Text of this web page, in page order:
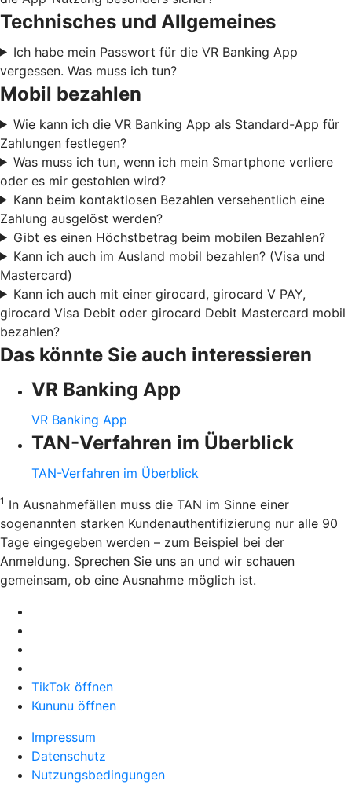
Technisches und Allgemeines
Ich habe mein Passwort für die VR Banking App
vergessen. Was muss ich tun?
Mobil bezahlen
Wie kann ich die VR Banking App als Standard-App für
Zahlungen festlegen?
Was muss ich tun, wenn ich mein Smartphone verliere
oder es mir gestohlen wird?
Kann beim kontaktlosen Bezahlen versehentlich eine
Zahlung ausgelöst werden?
Gibt es einen Höchstbetrag beim mobilen Bezahlen?
Kann ich auch im Ausland mobil bezahlen? (Visa und
Mastercard)
Kann ich auch mit einer girocard, girocard V PAY,
girocard Visa Debit oder girocard Debit Mastercard mobil
bezahlen?
Das könnte Sie auch interessieren
VR Banking App
VR Banking App
TAN-Verfahren im Überblick
TAN-Verfahren im Überblick
1 In Ausnahmefällen muss die TAN im Sinne einer
sogenannten starken Kundenauthentifizierung nur alle 90
Tage eingegeben werden – zum Beispiel bei der
Anmeldung. Sprechen Sie uns an und wir schauen
gemeinsam, ob eine Ausnahme möglich ist.
TikTok öffnen
Kununu öffnen
Impressum
Datenschutz
Nutzungsbedingungen